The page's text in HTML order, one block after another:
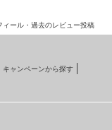
ール・過去のレビュー投稿
キャンペーンから探す